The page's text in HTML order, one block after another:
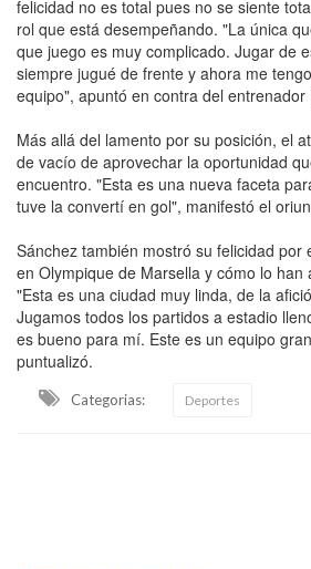
felicidad no es total pues no se siente
rol que está desempeñando. "La única
que juego es muy complicado. Jugar de
siempre jugué de frente y ahora me
equipo", apuntó en contra del entrenador
Más allá del lamento por su posición, el
de vacío de aprovechar la oportunidad
encuentro. "Esta es una nueva faceta
tuve la convertí en gol", manifestó el
Sánchez también mostró su felicidad por
en Olympique de Marsella y cómo lo han
"Esta es una ciudad muy linda, de la
Jugamos todos los partidos a estadio
es bueno para mí. Este es un equipo
puntualizó.
Categorias: Deportes